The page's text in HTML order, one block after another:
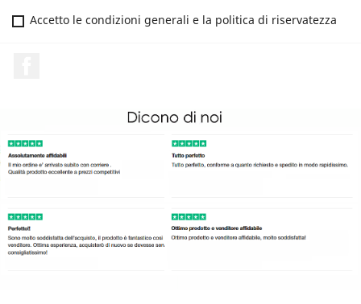
Accetto le condizioni generali e la politica di riservatezza